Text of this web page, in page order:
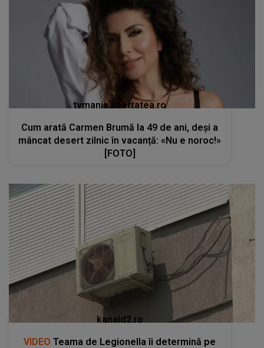
tvmania.libertatea.ro
Cum arată Carmen Brumă la 49 de ani, deși a
mâncat desert zilnic în vacanță: «Nu e noroc!»
[FOTO]
kanald2.ro
VIDEO Teama de Legionella îi determină pe